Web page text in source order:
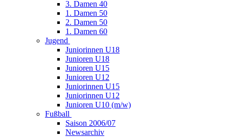
3. Damen 40
1. Damen 50
2. Damen 50
1. Damen 60
Jugend
Juniorinnen U18
Junioren U18
Junioren U15
Junioren U12
Juniorinnen U15
Juniorinnen U12
Junioren U10 (m/w)
Fußball
Saison 2006/07
Newsarchiv